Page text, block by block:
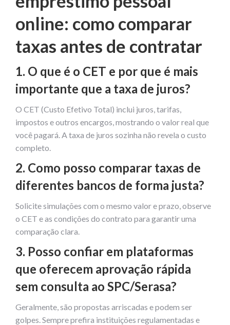
online: como comparar
taxas antes de contratar
1. O que é o CET e por que é mais
importante que a taxa de juros?
O CET (Custo Efetivo Total) inclui juros, tarifas,
impostos e outros encargos, mostrando o valor real que
você pagará. A taxa de juros sozinha não revela o custo
completo.
2. Como posso comparar taxas de
diferentes bancos de forma justa?
Solicite simulações com o mesmo valor e prazo, observe
o CET e as condições do contrato para garantir uma
comparação clara.
3. Posso confiar em plataformas
que oferecem aprovação rápida
sem consulta ao SPC/Serasa?
Geralmente, são propostas arriscadas e podem ser
golpes. Sempre prefira instituições regulamentadas e